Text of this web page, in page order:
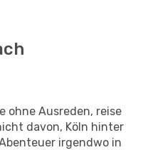
ohne Ausreden, reise
davon, Köln hinter
irgendwo in